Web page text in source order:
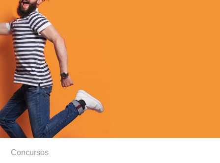
Concursos